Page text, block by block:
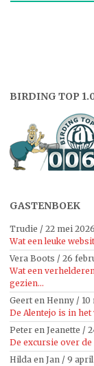
BIRDING TOP
GASTENBOEK
Trudie / 22 mei 2026
Wat een leuke
Vera Boots / 26
Wat een
gezien...
Geert en Henny / 10
De Alentejo is in
Peter en Jeanette /
De excursie over
Hilda en Jan / 9